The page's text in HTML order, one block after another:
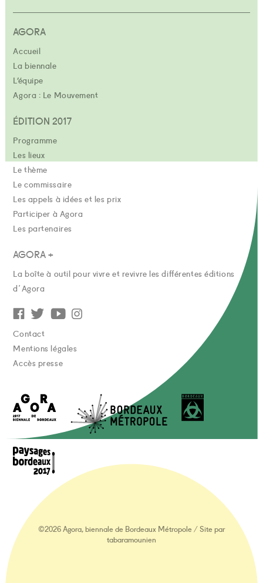
AGORA
Accueil
La biennale
L’équipe
Agora : Le Mouvement
ÉDITION 2017
Programme
Les lieux
Le thème
Le commissaire
Les appels à idées et les prix
Participer à Agora
Les partenaires
AGORA +
La boîte à outil pour vivre et revivre les différentes éditions
d'Agora
Contact
Mentions légales
Accès presse
©2026 Agora, biennale de Bordeaux Métropole /Site par
tabaramounien